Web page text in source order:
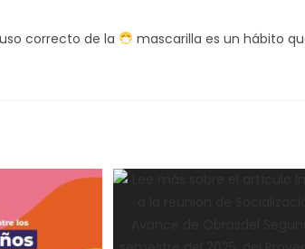
correcto de la
mascarilla es un hábito